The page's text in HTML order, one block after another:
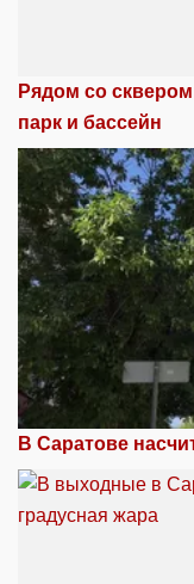
Рядом со
парк и бассейн
В Саратове